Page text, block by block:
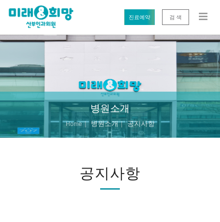
진료예약 검 색
병원소개
Home 병원소개 공지사항
공지사항